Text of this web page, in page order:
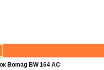
Bomag BW 164 AC